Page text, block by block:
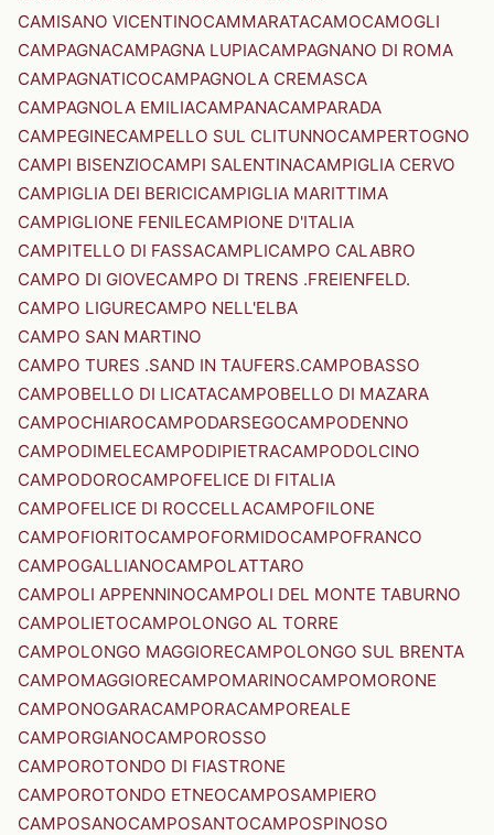
CAMISANO VICENTINOCAMMARATACAMOCAMOGLI
CAMPAGNACAMPAGNA LUPIACAMPAGNANO DI ROMA
CAMPAGNATICOCAMPAGNOLA CREMASCA
CAMPAGNOLA EMILIACAMPANACAMPARADA
CAMPEGINECAMPELLO SUL CLITUNNOCAMPERTOGNO
CAMPI BISENZIOCAMPI SALENTINACAMPIGLIA CERVO
CAMPIGLIA DEI BERICICAMPIGLIA MARITTIMA
CAMPIGLIONE FENILECAMPIONE D'ITALIA
CAMPITELLO DI FASSACAMPLICAMPO CALABRO
CAMPO DI GIOVECAMPO DI TRENS .FREIENFELD.
CAMPO LIGURECAMPO NELL'ELBA
CAMPO SAN MARTINO
CAMPO TURES .SAND IN TAUFERS.CAMPOBASSO
CAMPOBELLO DI LICATACAMPOBELLO DI MAZARA
CAMPOCHIAROCAMPODARSEGOCAMPODENNO
CAMPODIMELECAMPODIPIETRACAMPODOLCINO
CAMPODOROCAMPOFELICE DI FITALIA
CAMPOFELICE DI ROCCELLACAMPOFILONE
CAMPOFIORITOCAMPOFORMIDOCAMPOFRANCO
CAMPOGALLIANOCAMPOLATTARO
CAMPOLI APPENNINOCAMPOLI DEL MONTE TABURNO
CAMPOLIETOCAMPOLONGO AL TORRE
CAMPOLONGO MAGGIORECAMPOLONGO SUL BRENTA
CAMPOMAGGIORECAMPOMARINOCAMPOMORONE
CAMPONOGARACAMPORACAMPOREALE
CAMPORGIANOCAMPOROSSO
CAMPOROTONDO DI FIASTRONE
CAMPOROTONDO ETNEOCAMPOSAMPIERO
CAMPOSANOCAMPOSANTOCAMPOSPINOSO